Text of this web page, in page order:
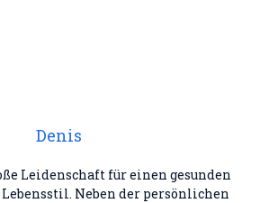
Denis
Leidenschaft für einen gesunden
Neben der persönlichen